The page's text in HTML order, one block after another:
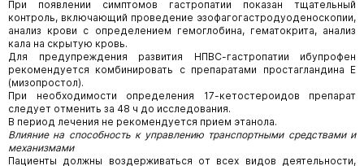
При появлении симптомов гастропатии показан тщательный
контроль, включающий проведение эзофагогастродуоденоскопии,
анализ крови с определением гемоглобина, гематокрита, анализ
кала на скрытую кровь.
Для предупреждения развития НПВС-гастропатии ибупрофен
рекомендуется комбинировать с препаратами простагландина Е
(мизопростол).
При необходимости определения 17-кетостероидов препарат
следует отменить за 48 ч до исследования.
В период лечения не рекомендуется прием этанола.
Влияние на способность к управлению транспортными средствами и
механизмами
Пациенты должны воздерживаться от всех видов деятельности,